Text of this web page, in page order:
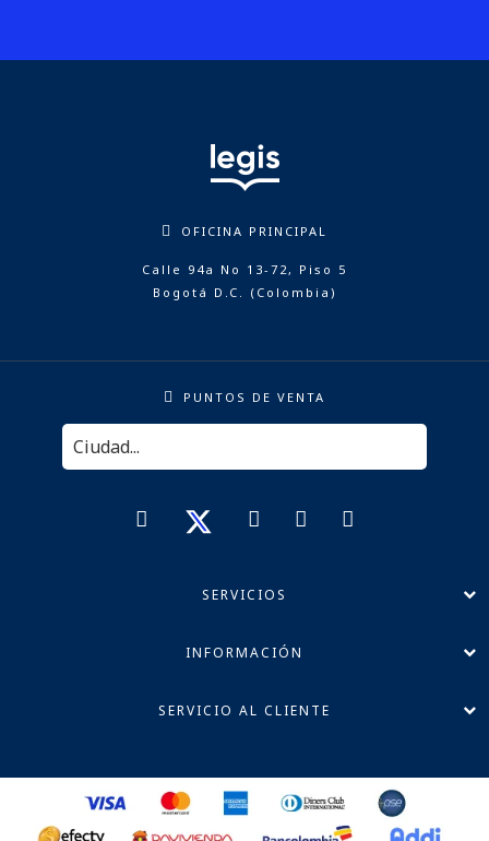
OFICINA PRINCIPAL
Calle 94a No 13-72, Piso 5
Bogotá D.C. (Colombia)
PUNTOS DE VENTA
SERVICIOS
INFORMACIÓN
SERVICIO AL CLIENTE